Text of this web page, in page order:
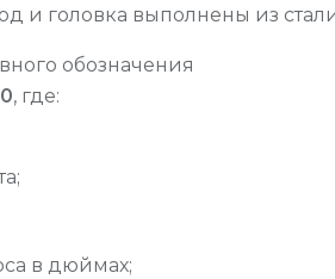
и головка выполнены из
обозначения
, где:
в дюймах;